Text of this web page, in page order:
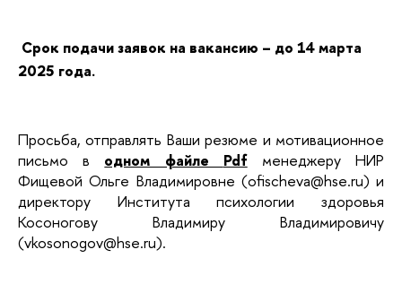
Срок подачи заявок на вакансию – до 14 марта
2025 года.
Просьба, отправлять Ваши резюме и мотивационное
письмо в одном файле Pdfменеджеру НИР
Фищевой Ольге Владимировне (ofischeva@hse.ru) и
директору Института психологии здоровья
Косоногову Владимиру Владимировичу
(vkosonogov@hse.ru).